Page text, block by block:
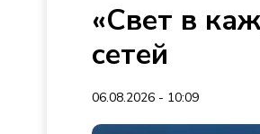
«Свет в
сетей
06.08.2026 - 10:09